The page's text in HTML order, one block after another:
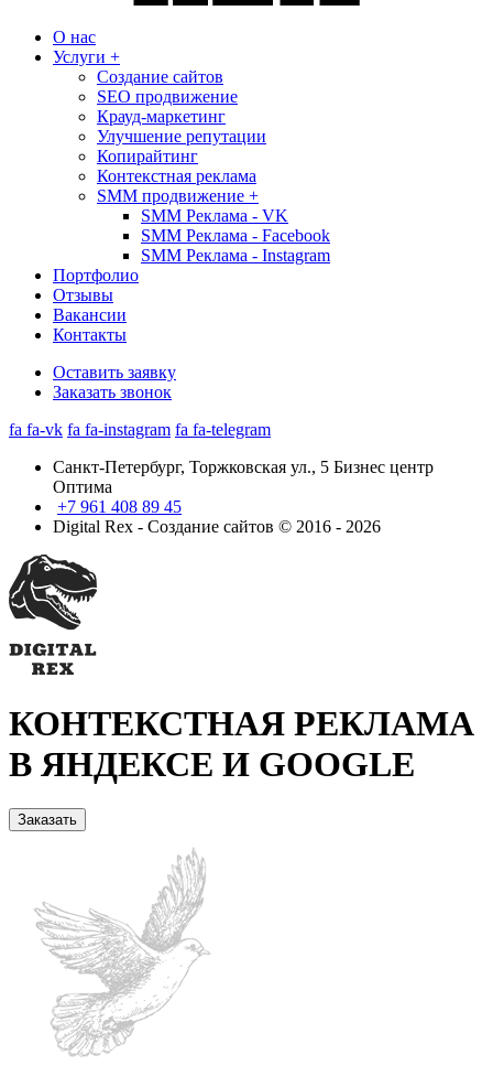
О нас
Услуги +
Создание сайтов
SEO продвижение
Крауд-маркетинг
Улучшение репутации
Копирайтинг
Контекстная реклама
SMM продвижение +
SMM Реклама - VK
SMM Реклама - Facebook
SMM Реклама - Instagram
Портфолио
Отзывы
Вакансии
Контакты
Оставить заявку
Заказать звонок
fa fa-vk fa fa-instagram fa fa-telegram
Санкт-Петербург, Торжковская ул., 5 Бизнес центр
Оптима
+7 961 408 89 45
Digital Rex - Создание сайтов © 2016 - 2026
КОНТЕКСТНАЯ РЕКЛАМА
В ЯНДЕКСЕ И GOOGLE
Заказать